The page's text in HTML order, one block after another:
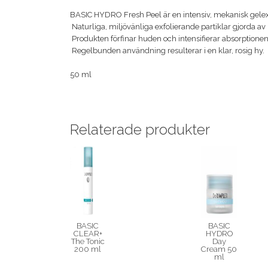
BASIC HYDRO Fresh Peel är en intensiv, mekanisk
Naturliga, miljövänliga exfolierande partiklar gjorda
Produkten förfinar huden och intensifierar
Regelbunden användning resulterar i en klar, rosig hy.
50 ml
Relaterade produkter
BASIC
CLEAR+
The Tonic
200 ml
BASIC
HYDRO
Day
Cream 50
ml